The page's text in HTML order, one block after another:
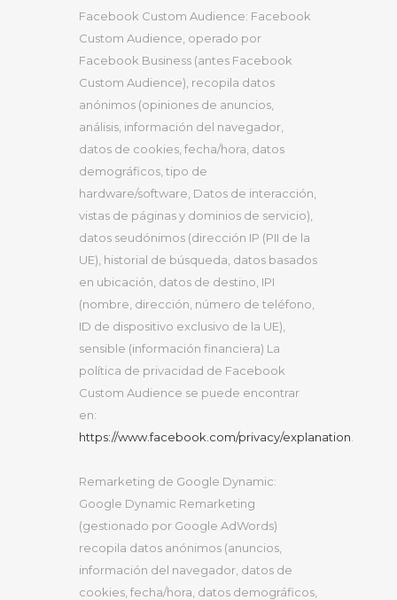
Facebook Custom Audience: Facebook
Custom Audience, operado por
Facebook Business (antes Facebook
Custom Audience), recopila datos
anónimos (opiniones de anuncios,
análisis, información del navegador,
datos de cookies, fecha/hora, datos
demográficos, tipo de
hardware/software, Datos de interacción,
vistas de páginas y dominios de servicio),
datos seudónimos (dirección IP (PII de la
UE), historial de búsqueda, datos basados
​​en ubicación, datos de destino, IPI
(nombre, dirección, número de teléfono,
ID de dispositivo exclusivo de la UE),
sensible (información financiera) La
política de privacidad de Facebook
Custom Audience se puede encontrar
en:
https://www.facebook.com/privacy/explanation
Remarketing de Google Dynamic:
Google Dynamic Remarketing
(gestionado por Google AdWords)
recopila datos anónimos (anuncios,
información del navegador, datos de
cookies, fecha/hora, datos demográficos,